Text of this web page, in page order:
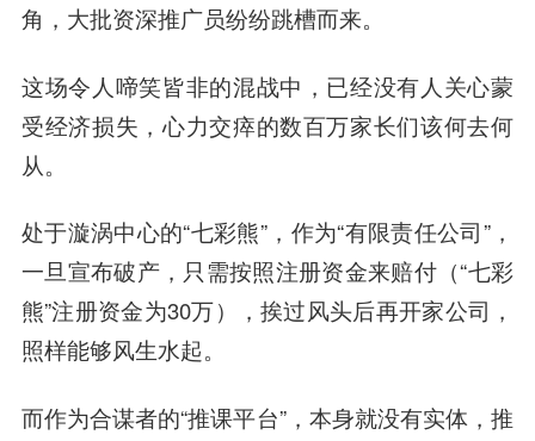
角，大批资深推广员纷纷跳槽而来。
这场令人啼笑皆非的混战中，已经没有人关心蒙
受经济损失，心力交瘁的数百万家长们该何去何
从。
处于漩涡中心的“七彩熊”，作为“有限责任公司”，
一旦宣布破产，只需按照注册资金来赔付（“七彩
熊”注册资金为30万），挨过风头后再开家公司，
照样能够风生水起。
而作为合谋者的“推课平台”，本身就没有实体，推